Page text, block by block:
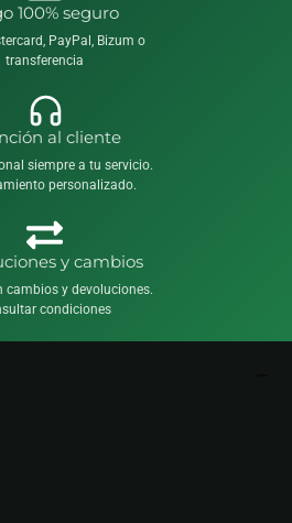
100% seguro
PayPal, Bizum o
transferencia
al cliente
siempre a tu servicio.
personalizado.
y cambios
cambios y devoluciones.
condiciones